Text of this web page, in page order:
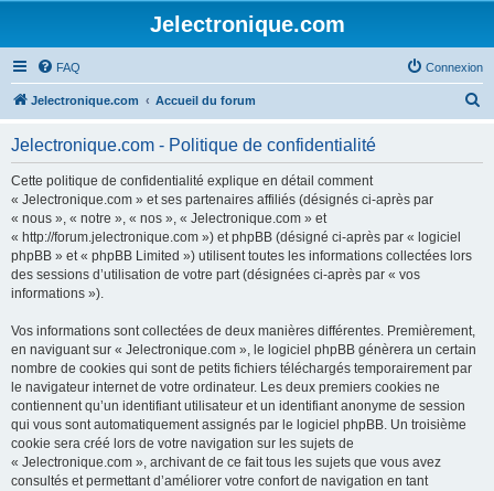
Jelectronique.com
FAQ Connexion
Jelectronique.com Accueil du forum
Jelectronique.com - Politique de confidentialité
Cette politique de confidentialité explique en détail comment
« Jelectronique.com » et ses partenaires affiliés (désignés ci-après par
« nous », « notre », « nos », « Jelectronique.com » et
« http://forum.jelectronique.com ») et phpBB (désigné ci-après par « logiciel
phpBB » et « phpBB Limited ») utilisent toutes les informations collectées lors
des sessions d’utilisation de votre part (désignées ci-après par « vos
informations »).
Vos informations sont collectées de deux manières différentes. Premièrement,
en naviguant sur « Jelectronique.com », le logiciel phpBB génèrera un certain
nombre de cookies qui sont de petits fichiers téléchargés temporairement par
le navigateur internet de votre ordinateur. Les deux premiers cookies ne
contiennent qu’un identifiant utilisateur et un identifiant anonyme de session
qui vous sont automatiquement assignés par le logiciel phpBB. Un troisième
cookie sera créé lors de votre navigation sur les sujets de
« Jelectronique.com », archivant de ce fait tous les sujets que vous avez
consultés et permettant d’améliorer votre confort de navigation en tant